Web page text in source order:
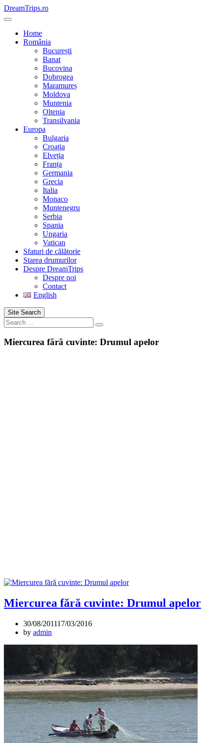
Skip
to
DreamTrips.ro
Home
România
București
Banat
Bucovina
Dobrogea
Maramureș
Moldova
Muntenia
Oltenia
Transilvania
Europa
Bulgaria
Croația
Elveția
Franța
Germania
Grecia
Italia
Monaco
Muntenegru
Serbia
Spania
Ungaria
Vatican
Sfaturi de călătorie
Starea drumurilor
Despre DreamTrips
Despre noi
Contact
English
Site Search
Search
Miercurea fără cuvinte: Drumul apelor
Miercurea fără cuvinte: Drumul apelor
30/08/201117/03/2016
by admin